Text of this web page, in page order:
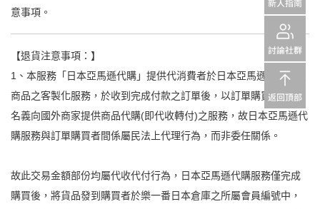
意事項。
【退貨注意事項：】
1、本服務「日本亞馬遜代購」提供代消費者於日本亞馬遜平台購買
商品之客製化服務，於收到完成付款之訂單後，以訂單購買者個人
名義向國外商家提供商品代購(即代收轉付)之服務，故日本亞馬遜代
購服務與訂單購買者間係屬民法上代理行為，而非委任關係。
故此交易金額部份均屬代收代付行為，日本亞馬遜代購服務僅完成
購買後，將貨品發到購買者於樂一番日本倉庫之所屬會員編號中，